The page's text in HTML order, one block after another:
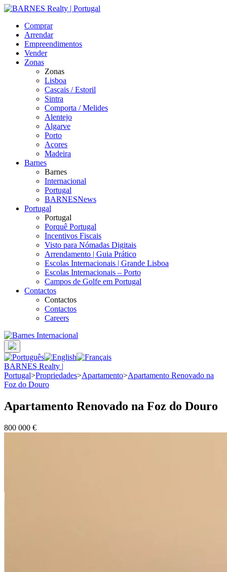
Comprar
Arrendar
Empreendimentos
Vender
Zonas
Zonas
Lisboa
Cascais / Estoril
Sintra
Comporta / Melides
Alentejo
Algarve
Porto
Açores
Madeira
Barnes
Barnes
Internacional
Portugal
BARNESNews
Portugal
Portugal
Porquê Portugal
Incentivos Fiscais
Visto para Nómadas Digitais
Arrendamento | Guia Prático
Escolas Internacionais | Grande Lisboa
Escolas Internacionais – Porto
Campos de Golfe em Portugal
Contactos
Contactos
Contactos
Careers
BARNES Realty |
Portugal>Propriedades>Apartamento>Apartamento Renovado na
Foz do Douro
Apartamento Renovado na Foz do Douro
800 000 €